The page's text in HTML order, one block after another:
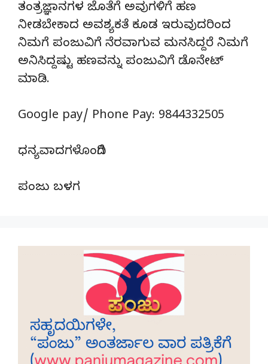
ತಂತ್ರಜ್ಞಾನಗಳ ಜೊತೆಗೆ ಅವುಗಳಿಗೆ ಹಣ
ನೀಡಬೇಕಾದ ಅವಶ್ಯಕತೆ ಕೂಡ ಇರುವುದರಿಂದ
ನಿಮಗೆ ಪಂಜುವಿಗೆ ನೆರವಾಗುವ ಮನಸಿದ್ದರೆ ನಿಮಗೆ
ಅನಿಸಿದ್ದಷ್ಟು ಹಣವನ್ನು ಪಂಜುವಿಗೆ ಡೊನೇಟ್‌
ಮಾಡಿ.
Google pay/ Phone Pay: 9844332505
ಧನ್ಯವಾದಗಳೊಂದಿಗೆ
ಪಂಜು ಬಳಗ